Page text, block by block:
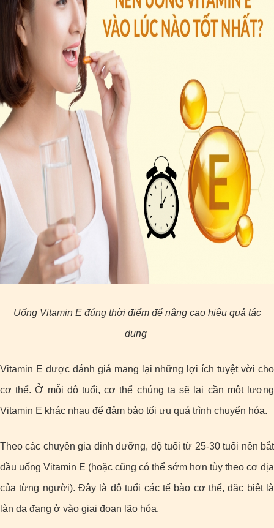
Uống Vitamin E đúng thời điểm để nâng cao hiệu quả tác
dụng
Vitamin E được đánh giá mang lại những lợi ích tuyệt vời cho
cơ thể. Ở mỗi độ tuổi, cơ thể chúng ta sẽ lại cần một lượng
Vitamin E khác nhau để đảm bảo tối ưu quá trình chuyển hóa.
Theo các chuyên gia dinh dưỡng, độ tuổi từ 25-30 tuổi nên bắt
đầu uống Vitamin E (hoặc cũng có thể sớm hơn tùy theo cơ địa
của từng người). Đây là độ tuổi các tế bào cơ thể, đặc biệt là
làn da đang ở vào giai đoạn lão hóa.